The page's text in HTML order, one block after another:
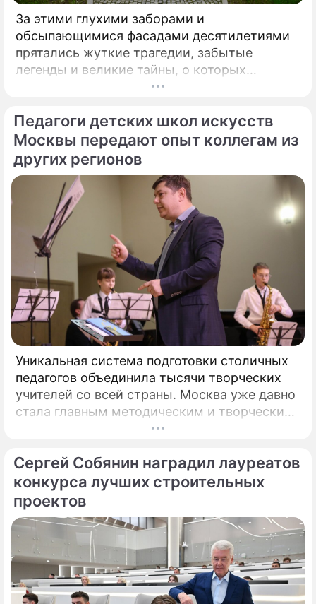
За этими глухими заборами и
обсыпающимися фасадами десятилетиями
прятались жуткие трагедии, забытые
легенды и великие тайны, о которых
миллионы прохожих даже не догадывались.
Педагоги детских школ искусств
Москвы передают опыт коллегам из
других регионов
Уникальная система подготовки столичных
педагогов объединила тысячи творческих
учителей со всей страны. Москва уже давно
стала главным методическим и творческим
центром России, где рождаются самые
талантов.
Сергей Собянин наградил лауреатов
конкурса лучших строительных
проектов